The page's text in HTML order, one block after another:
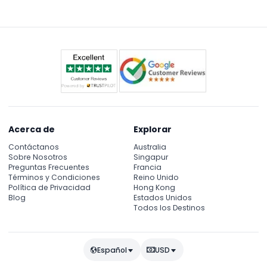
Acerca de
Contáctanos
Sobre Nosotros
Preguntas Frecuentes
Términos y Condiciones
Política de Privacidad
Blog
Explorar
Australia
Singapur
Francia
Reino Unido
Hong Kong
Estados Unidos
Todos los Destinos
Español USD